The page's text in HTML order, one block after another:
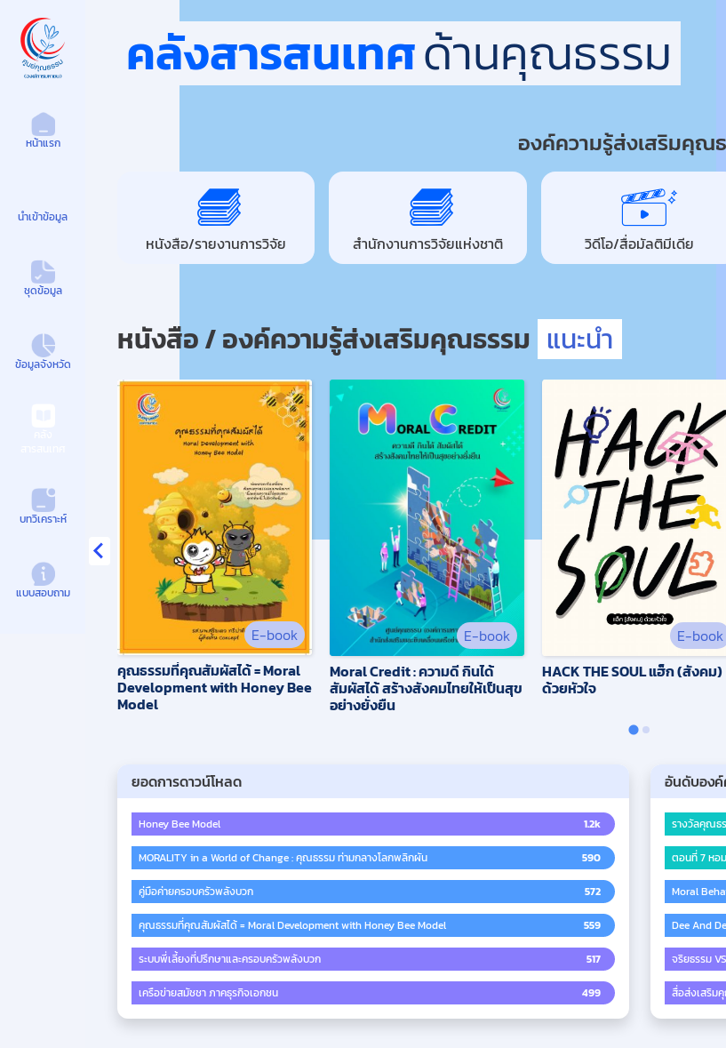
หน้าแรก
นำเข้าข้อมูล
ชุดข้อมูล
ข้อมูลจังหวัด
บทวิเคราะห์
แบบสอบถาม
คลังสารสนเทศด้านคุณธรรม
องค์ความรู้ส่งเสริมคุณ
หนังสือ/รายงานการวิจัย สำนักงานการวิจัยแห่งชาติ วิดีโอ/สื่อมัลติมีเดีย
หนังสือ / องค์ความรู้ส่งเสริมคุณธรรม แนะนำ
E-book
คุณธรรมที่คุณสัมผัสได้ = Moral
Development with Honey Bee
Model
E-book
Moral Credit : ความดี กินได้
สัมผัสได้ สร้างสังคมไทยให้เป็นสุข
อย่างยั่งยืน
E-book
HACK THE SOUL แฮ็ก (สังคม)
ด้วยหัวใจ
ยอดการดาวน์โหลด
Honey Bee Model 1.2k
MORALITY in a World of Change : คุณธรรม ท่ามกลางโลกพลิกผัน 590
คู่มือค่ายครอบครัวพลังบวก 572
คุณธรรมที่คุณสัมผัสได้ = Moral Development with Honey Bee Model 559
ระบบพี่เลี้ยงที่ปรึกษาและครอบครัวพลังบวก 517
เครือข่ายสมัชชา ภาคธุรกิจเอกชน 499
อันดับอง
รางวัลคุณธ
Moral
Dee And
จริยธรรม
สื่อส่งเสริม